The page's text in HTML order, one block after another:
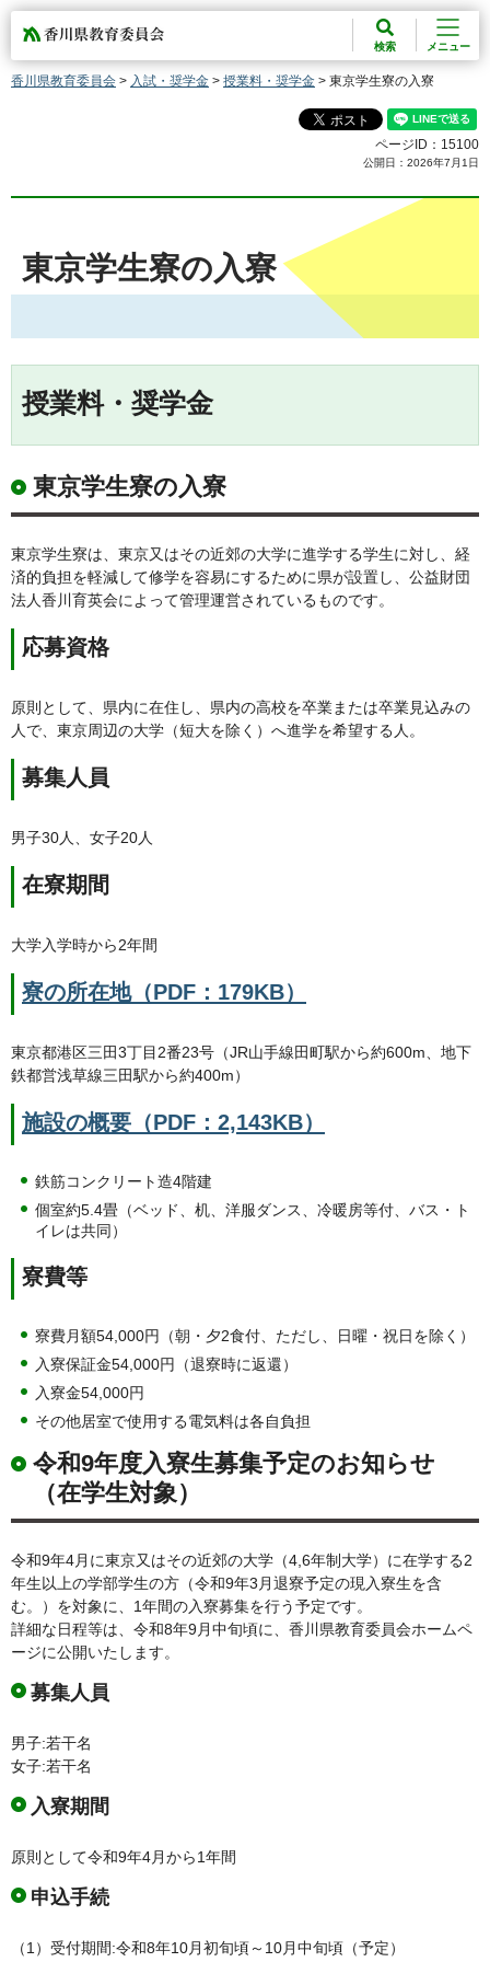
香川県教育委員会
検索 メニュー
香川県教育委員会 > 入試・奨学金 > 授業料・奨学金 > 東京学生寮の入寮
ページID：15100
公開日：2026年7月1日
東京学生寮の入寮
授業料・奨学金
東京学生寮の入寮
東京学生寮は、東京又はその近郊の大学に進学する学生に対し、経
済的負担を軽減して修学を容易にするために県が設置し、公益財団
法人香川育英会によって管理運営されているものです。
応募資格
原則として、県内に在住し、県内の高校を卒業または卒業見込みの
人で、東京周辺の大学（短大を除く）へ進学を希望する人。
募集人員
男子30人、女子20人
在寮期間
大学入学時から2年間
寮の所在地（PDF：179KB）
東京都港区三田3丁目2番23号（JR山手線田町駅から約600m、地下
鉄都営浅草線三田駅から約400m）
施設の概要（PDF：2,143KB）
鉄筋コンクリート造4階建
個室約5.4畳（ベッド、机、洋服ダンス、冷暖房等付、バス・ト
イレは共同）
寮費等
寮費月額54,000円（朝・夕2食付、ただし、日曜・祝日を除く）
入寮保証金54,000円（退寮時に返還）
入寮金54,000円
その他居室で使用する電気料は各自負担
令和9年度入寮生募集予定のお知らせ
（在学生対象）
令和9年4月に東京又はその近郊の大学（4,6年制大学）に在学する2
年生以上の学部学生の方（令和9年3月退寮予定の現入寮生を含
む。）を対象に、1年間の入寮募集を行う予定です。
詳細な日程等は、令和8年9月中旬頃に、香川県教育委員会ホームペ
ージに公開いたします。
募集人員
男子:若干名
女子:若干名
入寮期間
原則として令和9年4月から1年間
申込手続
（1）受付期間:令和8年10月初旬頃～10月中旬頃（予定）